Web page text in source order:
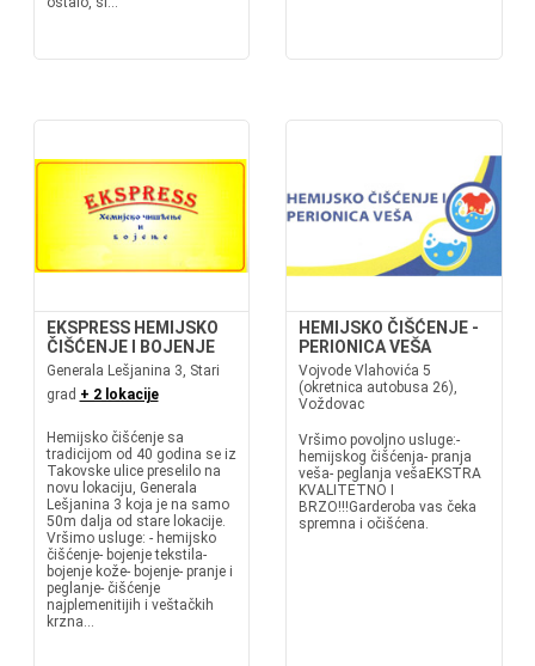
EKSPRESS HEMIJSKO
ČIŠĆENJE I BOJENJE
Generala Lešjanina 3, Stari
grad + 2 lokacije
Hemijsko čišćenje sa
tradicijom od 40 godina se iz
Takovske ulice preselilo na
novu lokaciju, Generala
Lešjanina 3 koja je na samo
50m dalja od stare lokacije.
Vršimo usluge: - hemijsko
čišćenje- bojenje tekstila-
bojenje kože- bojenje- pranje i
peglanje- čišćenje
najplemenitijih i veštačkih
krzna...
HEMIJSKO ČIŠĆENJE -
PERIONICA VEŠA
Vojvode Vlahovića 5
(okretnica autobusa 26),
Voždovac
Vršimo povoljno usluge:-
hemijskog čišćenja- pranja
veša- peglanja vešaEKSTRA
KVALITETNO I
BRZO!!!Garderoba vas čeka
spremna i očišćena.